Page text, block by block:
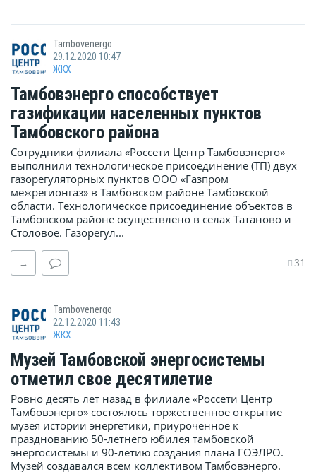
Tambovenergo
29.12.2020 10:47
ЖКХ
Тамбовэнерго способствует
газификации населенных пунктов
Тамбовского района
Сотрудники филиала «Россети Центр Тамбовэнерго»
выполнили технологическое присоединение (ТП) двух
газорегуляторных пунктов ООО «Газпром
межрегионгаз» в Тамбовском районе Тамбовской
области. Технологическое присоединение объектов в
Тамбовском районе осуществлено в селах Татаново и
Столовое. Газорегул...
→ 31
Tambovenergo
22.12.2020 11:43
ЖКХ
Музей Тамбовской энергосистемы
отметил свое десятилетие
Ровно десять лет назад в филиале «Россети Центр
Тамбовэнерго» состоялось торжественное открытие
музея истории энергетики, приуроченное к
празднованию 50-летнего юбилея тамбовской
энергосистемы и 90-летию создания плана ГОЭЛРО.
Музей создавался всем коллективом Тамбовэнерго.